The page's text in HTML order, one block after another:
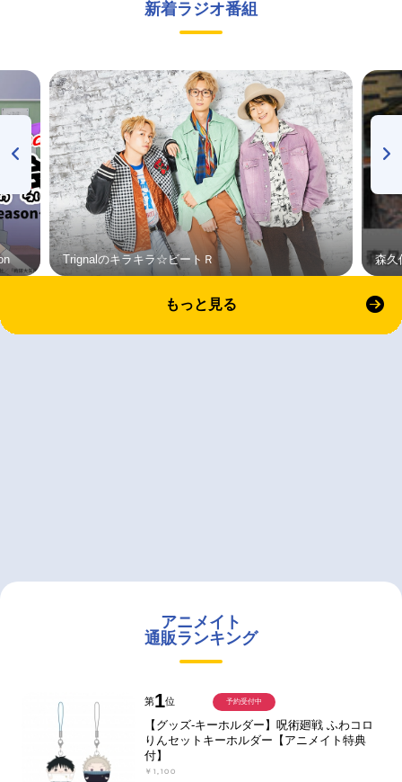
新着ラジオ番組
Trignalのキラキラ☆ビートＲ 森久
もっと見る
アニメイト
通販ランキング
第1位
【グッズ-キーホルダー】呪術廻戦 ふわコロ
りんセットキーホルダー【アニメイト特典
付】
￥1,100
予約受付中